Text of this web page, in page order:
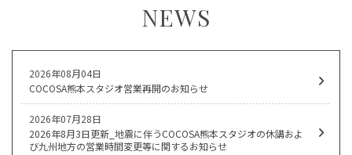
NEWS
2026年08月04日
COCOSA熊本スタジオ営業再開のお知らせ
2026年07月28日
2026年8月3日更新_地震に伴うCOCOSA熊本スタジオの休講およ
び九州地方の営業時間変更等に関するお知らせ